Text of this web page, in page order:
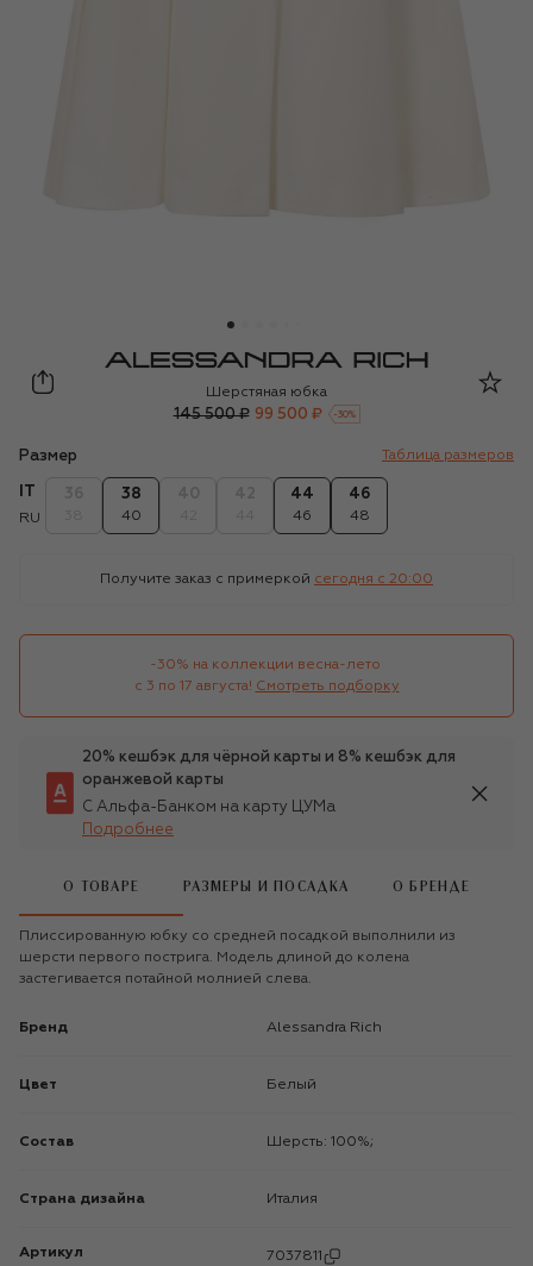
Alessandra Rich
Шерстяная юбка
145 500 ₽ 99 500 ₽ -30%
Размер Таблица размеров
RU
38
40
44
46
46
48
Получите заказ с примеркой сегодня c 20:00
-30% на коллекции весна-лето
с 3 по 17 августа! Смотреть подборку
20% кешбэк для чёрной карты и 8% кешбэк для
оранжевой карты
С Альфа-Банком на карту ЦУМа
Подробнее
О ТОВАРЕ РАЗМЕРЫ И ПОСАДКА О БРЕНДЕ
Плиссированную юбку со средней посадкой выполнили из
шерсти первого пострига. Модель длиной до колена
застегивается потайной молнией слева.
Бренд Alessandra Rich
Цвет Белый
Состав Шерсть: 100%;
Страна дизайна Италия
Артикул 7037811